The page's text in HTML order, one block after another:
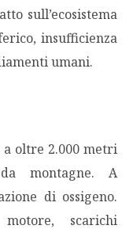
sull’ecosistema
insufficienza
umani.
a oltre 2.000 metri
montagne. A
di ossigeno.
scarichi